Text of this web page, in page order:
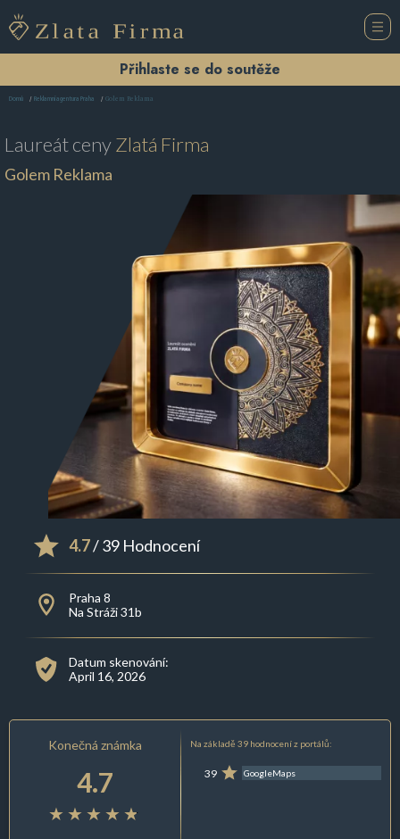
Přihlaste se do soutěže
Domů Reklamní agentura Praha Golem Reklama
Laureát cenyZlatá Firma
Golem Reklama
4.7/ 39 Hodnocení
Praha 8
Na Stráži 31b
Datum skenování:
April 16, 2026
Konečná známka
4.7
Na základě 39 hodnocení z portálů:
39 GoogleMaps